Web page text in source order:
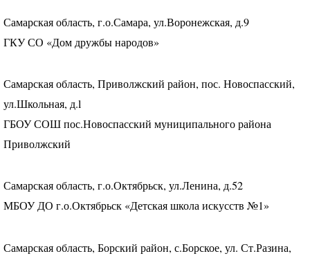
Самарская область, г.о.Самара, ул.Воронежская, д.9
ГКУСО «Дом дружбы народов»
Самарская область, Приволжский район, пос. Новоспасский,
ул.Школьная, д.l
ГБОУСОШпос.Новоспасский муниципального района
Приволжский
Самарская область, г.о.Октябрьск, ул.Ленина, д.52
МБОУДО г.о.Октябрьск «Детская школа искусств №1»
Самарская область, Борский район, с.Борское, ул. Ст.Разина,